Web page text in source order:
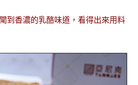
到香濃的乳酪味道，看得出來用料